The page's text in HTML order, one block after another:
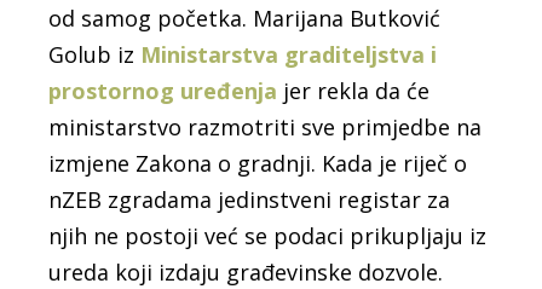
od samog početka. Marijana Butković
Golub iz Ministarstva graditeljstva i
prostornog uređenja jer rekla da će
ministarstvo razmotriti sve primjedbe na
izmjene Zakona o gradnji. Kada je riječ o
nZEB zgradama jedinstveni registar za
njih ne postoji već se podaci prikupljaju iz
ureda koji izdaju građevinske dozvole.